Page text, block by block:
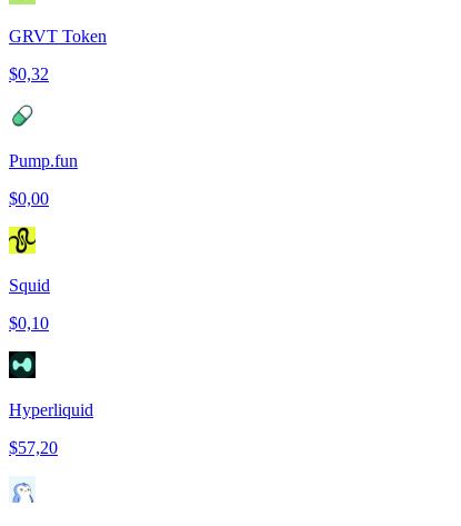
GRVT Token
$0,32
Pump.fun
$0,00
Squid
$0,10
Hyperliquid
$57,20